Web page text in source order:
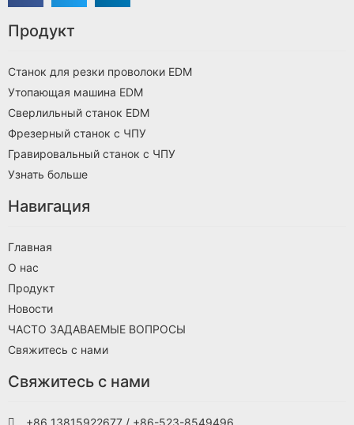
Продукт
Станок для резки проволоки EDM
Утопающая машина EDM
Сверлильный станок EDM
Фрезерный станок с ЧПУ
Гравировальный станок с ЧПУ
Узнать больше
Навигация
Главная
О нас
Продукт
Новости
ЧАСТО ЗАДАВАЕМЫЕ ВОПРОСЫ
Свяжитесь с нами
Свяжитесь с нами